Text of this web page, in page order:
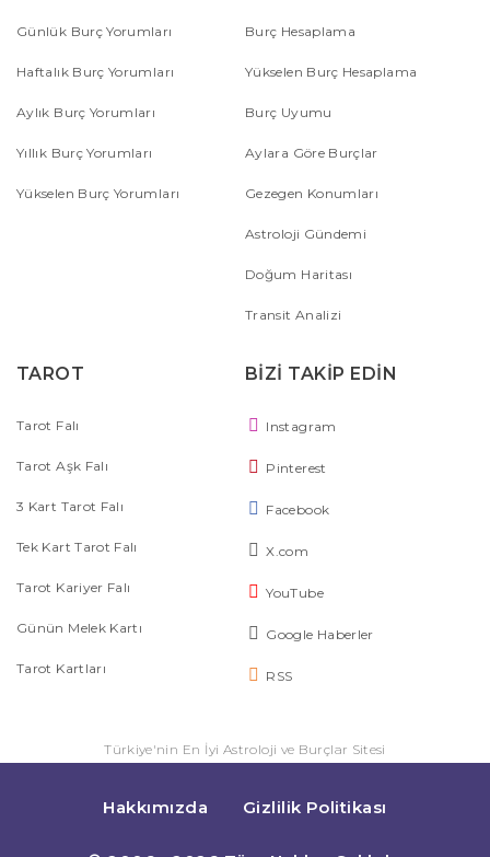
Günlük Burç Yorumları
Haftalık Burç Yorumları
Aylık Burç Yorumları
Yıllık Burç Yorumları
Yükselen Burç Yorumları
Burç Hesaplama
Yükselen Burç Hesaplama
Burç Uyumu
Aylara Göre Burçlar
Gezegen Konumları
Astroloji Gündemi
Doğum Haritası
Transit Analizi
TAROT
Tarot Falı
Tarot Aşk Falı
3 Kart Tarot Falı
Tek Kart Tarot Falı
Tarot Kariyer Falı
Günün Melek Kartı
Tarot Kartları
BİZİ TAKİP EDİN
Instagram
Pinterest
Facebook
X.com
YouTube
Google Haberler
RSS
Türkiye'nin En İyi Astroloji ve Burçlar Sitesi
Hakkımızda Gizlilik Politikası